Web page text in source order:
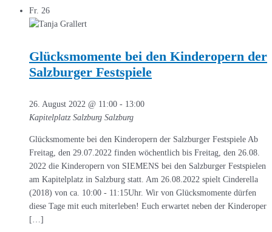
Fr. 26
Glücksmomente bei den Kinderopern der
Salzburger Festspiele
26. August 2022 @ 11:00 - 13:00
Kapitelplatz Salzburg Salzburg
Glücksmomente bei den Kinderopern der Salzburger Festspiele Ab
Freitag, den 29.07.2022 finden wöchentlich bis Freitag, den 26.08.
2022 die Kinderopern von SIEMENS bei den Salzburger Festspielen
am Kapitelplatz in Salzburg statt. Am 26.08.2022 spielt Cinderella
(2018) von ca. 10:00 - 11:15Uhr. Wir von Glücksmomente dürfen
diese Tage mit euch miterleben! Euch erwartet neben der Kinderoper
[…]